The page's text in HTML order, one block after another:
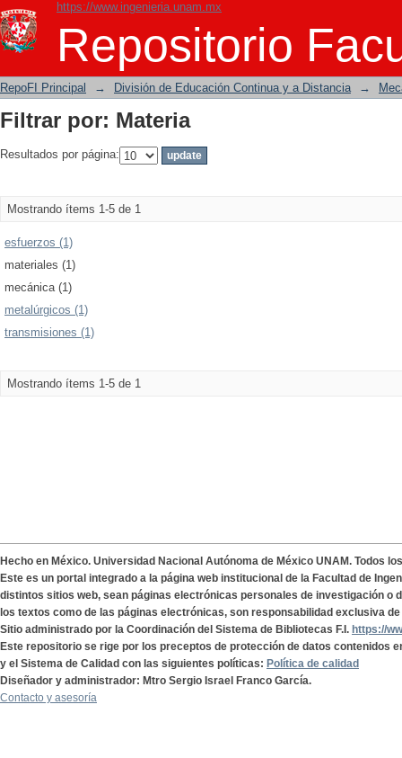
https://www.ingenieria.unam.mx
Repositorio
Filtrar por: Materia
RepoFI Principal → División de Educación Continua y a Distancia →
Filtrar por: Materia
Resultados por página:
Mostrando ítems 1-5 de 1
esfuerzos (1)
materiales (1)
mecánica (1)
metalúrgicos (1)
transmisiones (1)
Mostrando ítems 1-5 de 1
Hecho en México. Universidad Nacional Autónoma de México UNAM. Todos
Este es un portal integrado a la página web institucional de la Facultad de
distintos sitios web, sean páginas electrónicas personales de investigación o
los textos como de las páginas electrónicas, son responsabilidad exclusiva
Sitio administrado por la Coordinación del Sistema de Bibliotecas F.I. https://
Este repositorio se rige por los preceptos de protección de datos contenidos
y el Sistema de Calidad con las siguientes políticas: Política de calidad
Diseñador y administrador: Mtro Sergio Israel Franco García.
Contacto y asesoría